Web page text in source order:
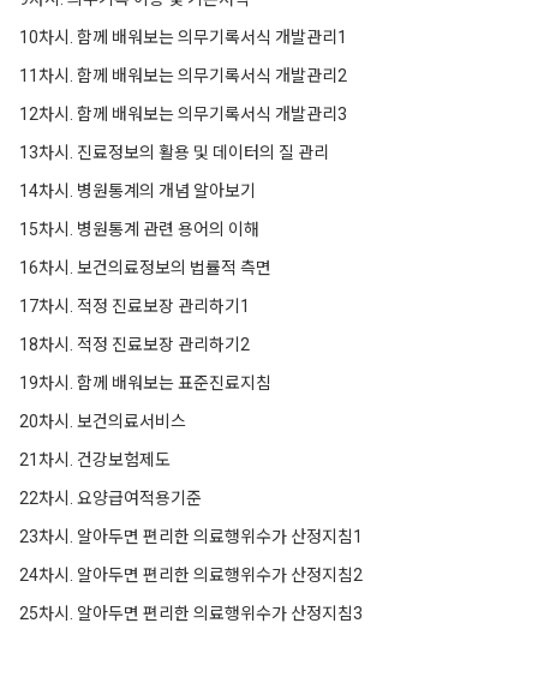
10차시. 함께 배워보는 의무기록서식 개발관리1
11차시. 함께 배워보는 의무기록서식 개발관리2
12차시. 함께 배워보는 의무기록서식 개발관리3
13차시. 진료정보의 활용 및 데이터의 질 관리
14차시. 병원통계의 개념 알아보기
15차시. 병원통계 관련 용어의 이해
16차시. 보건의료정보의 법률적 측면
17차시. 적정 진료보장 관리하기1
18차시. 적정 진료보장 관리하기2
19차시. 함께 배워보는 표준진료지침
20차시. 보건의료서비스
21차시. 건강보험제도
22차시. 요양급여적용기준
23차시. 알아두면 편리한 의료행위수가 산정지침1
24차시. 알아두면 편리한 의료행위수가 산정지침2
25차시. 알아두면 편리한 의료행위수가 산정지침3